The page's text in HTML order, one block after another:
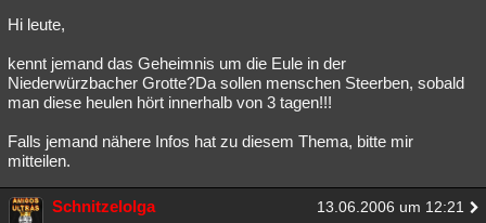
Spiritualität
Natur Umfragen Unterhaltung
weitere Rubriken
Astronomie
Musik Clash Allmystery English
Hi leute,
kennt jemand das Geheimnis um die Eule in der
Niederwürzbacher Grotte?Da sollen menschen Steerben, sobald
man diese heulen hört innerhalb von 3 tagen!!!
Falls jemand nähere Infos hat zu diesem Thema, bitte mir
mitteilen.
Schnitzelolga 13.06.2006 um 12:21